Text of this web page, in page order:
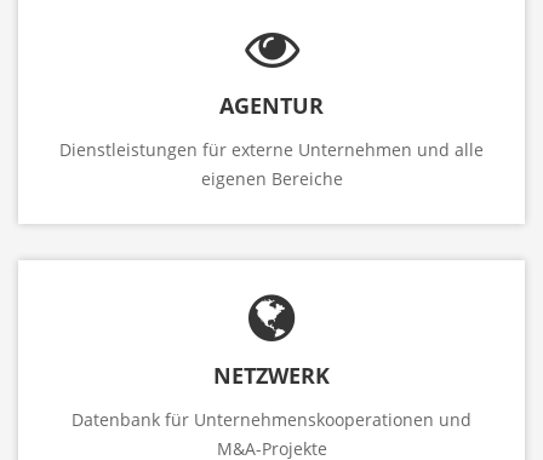
AGENTUR
Dienstleistungen für externe Unternehmen und alle
eigenen Bereiche
NETZWERK
Datenbank für Unternehmenskooperationen und
M&A-Projekte